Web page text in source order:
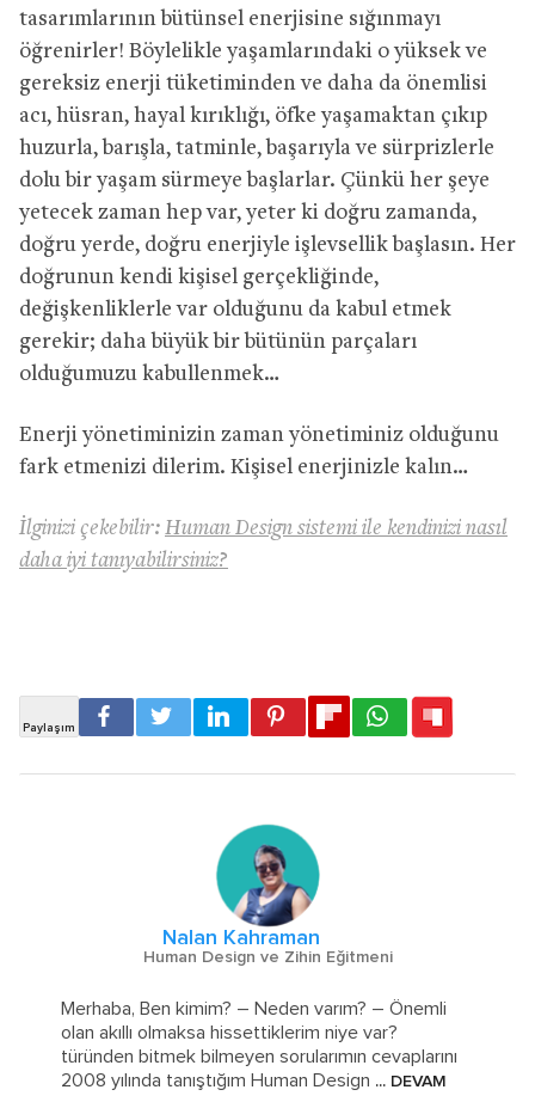
tasarımlarının bütünsel enerjisine sığınmayı
öğrenirler! Böylelikle yaşamlarındaki o yüksek ve
gereksiz enerji tüketiminden ve daha da önemlisi
acı, hüsran, hayal kırıklığı, öfke yaşamaktan çıkıp
huzurla, barışla, tatminle, başarıyla ve sürprizlerle
dolu bir yaşam sürmeye başlarlar. Çünkü her şeye
yetecek zaman hep var, yeter ki doğru zamanda,
doğru yerde, doğru enerjiyle işlevsellik başlasın. Her
doğrunun kendi kişisel gerçekliğinde,
değişkenliklerle var olduğunu da kabul etmek
gerekir; daha büyük bir bütünün parçaları
olduğumuzu kabullenmek…
Enerji yönetiminizin zaman yönetiminiz olduğunu
fark etmenizi dilerim. Kişisel enerjinizle kalın…
İlginizi çekebilir: Human Design sistemi ile kendinizi nasıl
daha iyi tanıyabilirsiniz?
Nalan Kahraman
Human Design ve Zihin Eğitmeni
Merhaba, Ben kimim? – Neden varım? – Önemli
olan akıllı olmaksa hissettiklerim niye var?
türünden bitmek bilmeyen sorularımın cevaplarını
2008 yılında tanıştığım Human Design ... DEVAM